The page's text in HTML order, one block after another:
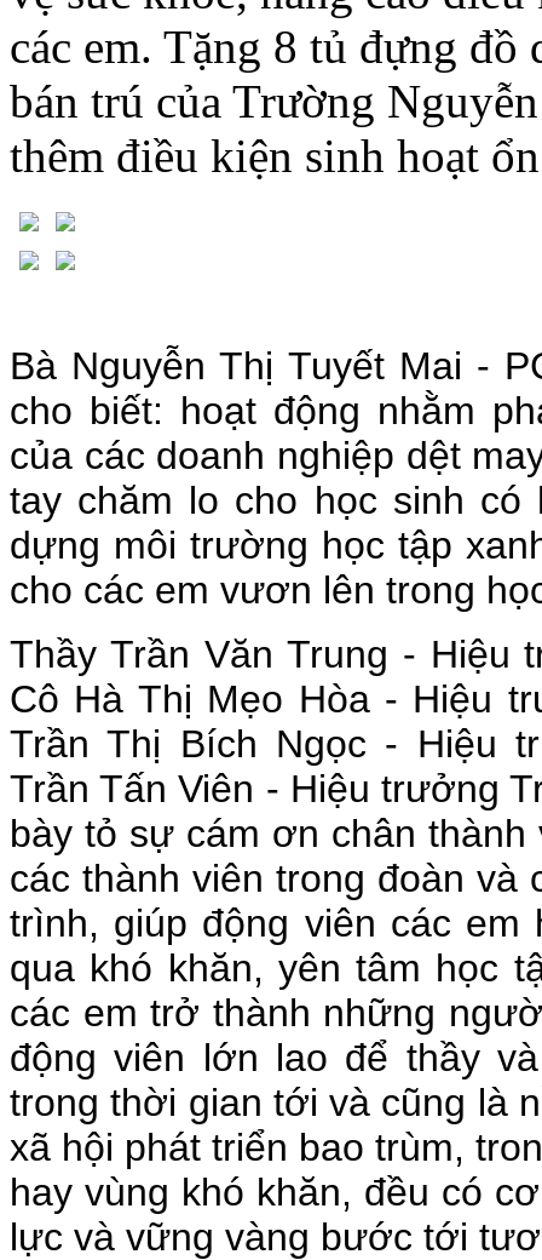
các em. Tặng 8 tủ đựng đồ
bán trú của Trường
thêm điều kiện sinh hoạt
Bà Nguyễn Thị Tuyết Mai -
cho biết: hoạt động nhằm
của các doanh nghiệp dệt
tay chăm lo cho học sinh có
dựng môi trường học tập
cho các em vươn lên trong
Thầy Trần Văn Trung - Hiệu
Cô Hà Thị Mẹo Hòa - Hiệu
Trần Thị Bích Ngọc - Hiệu
Trần Tấn Viên - Hiệu trưởng
bày tỏ sự cám ơn chân
các thành viên trong đoàn
trình, giúp động viên các
qua khó khăn, yên tâm học
các em trở thành những
động viên lớn lao để thầy
trong thời gian tới và cũng là
xã hội phát triển bao trùm,
hay vùng khó khăn, đều có
lực và vững vàng bước tới